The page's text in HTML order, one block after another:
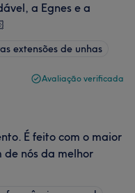
a Egnes e a
extensões de unhas
Avaliação verificada
É feito com o maior
de nós da melhor